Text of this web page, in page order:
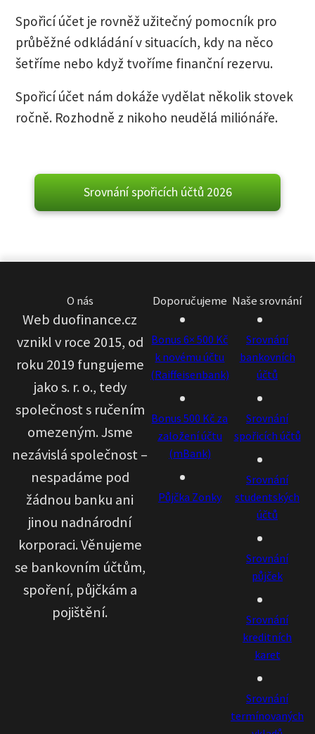
Spořicí účet je rovněž užitečný pomocník pro
průběžné odkládání v situacích, kdy na něco
šetříme nebo když tvoříme finanční rezervu.
Spořicí účet nám dokáže vydělat několik stovek
ročně. Rozhodně z nikoho neudělá miliónáře.
Srovnání spořicích účtů 2026
O nás
Web duofinance.cz
vznikl v roce 2015, od
roku 2019 fungujeme
jako s. r. o., tedy
společnost s ručením
omezeným. Jsme
nezávislá společnost –
nespadáme pod
žádnou banku ani
jinou nadnárodní
korporaci. Věnujeme
se bankovním účtům,
spoření, půjčkám a
pojištění.
Doporučujeme
Bonus 6× 500 Kč
k novému účtu
(Raiffeisenbank)
Bonus 500 Kč za
založení účtu
(mBank)
Půjčka Zonky
Naše srovnání
Srovnání
bankovních
účtů
Srovnání
spořicích účtů
Srovnání
studentských
účtů
Srovnání
půjček
Srovnání
kreditních
karet
Srovnání
termínovaných